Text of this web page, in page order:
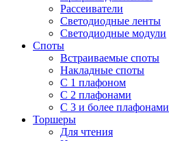
Рассеиватели
Светодиодные ленты
Светодиодные модули
Споты
Встраиваемые споты
Накладные споты
С 1 плафоном
С 2 плафонами
С 3 и более плафонами
Торшеры
Для чтения